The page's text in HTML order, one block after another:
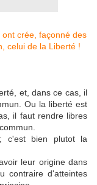
et, dans ce cas, il
Ou la liberté est
il faut rendre libres
commun.
c'est bien plutot la
leur origine dans
contraire d'atteintes